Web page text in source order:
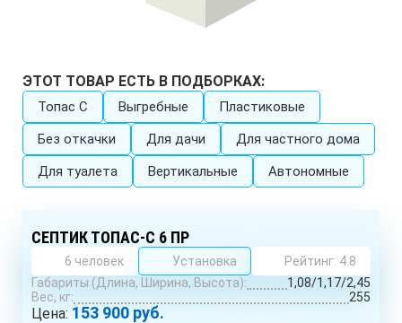
ЭТОТ ТОВАР ЕСТЬ В ПОДБОРКАХ:
Топас C Выгребные
Пластиковые
Без откачки
Для дачи
Для частного дома
Для туалета
Вертикальные Автономные
СЕПТИК ТОПАС-С 6 ПР
6 человек Установка
Рейтинг: 4.8
Габариты (Длина, Ширина, Высота):
1,08/1,17/2,45
Вес, кг:
255
Цена: 153 900 руб.